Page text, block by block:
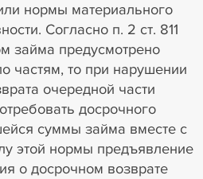
нормы материального
Согласно п. 2 ст. 811
займа предусмотрено
частям, то при нарушении
очередной части
досрочного
суммы займа вместе с
этой нормы предъявление
о досрочном возврате